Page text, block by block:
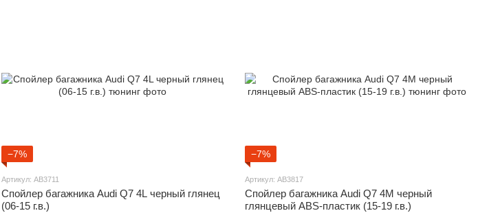
−7%
Артикул: AB3711
Спойлер багажника Audi Q7 4L черный глянец
(06-15 г.в.)
−7%
Артикул: AB3817
Спойлер багажника Audi Q7 4M черный
глянцевый ABS-пластик (15-19 г.в.)